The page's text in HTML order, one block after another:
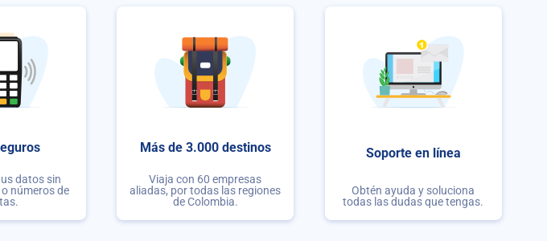
datos sin
números de
Más de 3.000 destinos
Viaja con 60 empresas
aliadas, por todas las regiones
de Colombia.
Soporte en línea
Obtén ayuda y soluciona
todas las dudas que tengas.